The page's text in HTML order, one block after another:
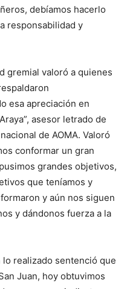
debíamos hacerlo
responsabilidad y
gremial valoró a quienes
esa apreciación en
asesor letrado de
de AOMA. Valoró
conformar un gran
grandes objetivos,
que teníamos y
y aún nos siguen
y dándonos fuerza a la
realizado sentenció que
Juan, hoy obtuvimos